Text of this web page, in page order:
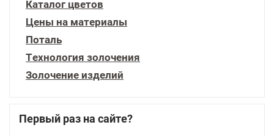
Каталог цветов
Цены на материалы
Поталь
Технология золочения
Золочение изделий
Первый раз на сайте?